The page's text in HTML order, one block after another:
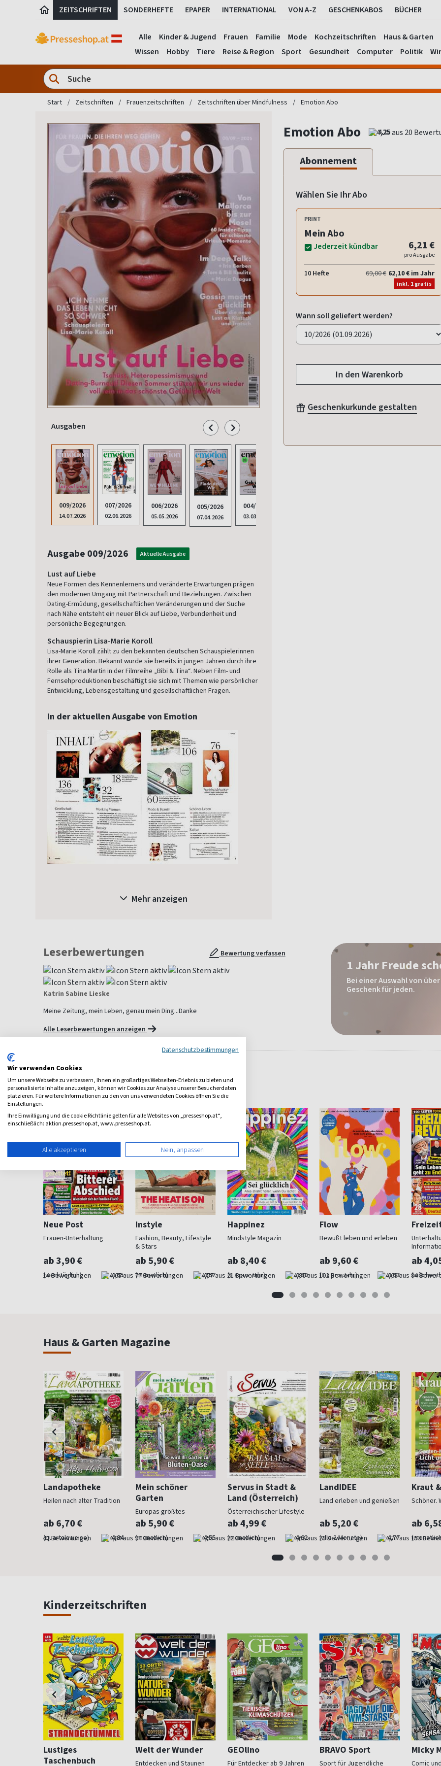
ZEITSCHRIFTEN SONDERHEFTE EPAPER INTERNATIONAL VON A-Z GESCHENKABOS BÜCHER
Alle Kinder & Jugend Frauen Familie Mode Kochzeitschriften Haus & Garten
Wissen
Hobby Tiere Reise & Region Sport Gesundheit Computer Politik
Start Zeitschriften Frauenzeitschriften Zeitschriften über Mindfulness Emotion Abo
Ausgaben
009/2026
14.07.2026
007/2026
02.06.2026
006/2026
05.05.2026
005/2026
07.04.2026
004/2026
03.03.2026
Ausgabe 009/2026 Aktuelle Ausgabe
Lust auf Liebe
Neue Formen des Kennenlernens und veränderte Erwartungen prägen
den modernen Umgang mit Partnerschaft und Beziehungen. Zwischen
Dating-Ermüdung, gesellschaftlichen Veränderungen und der Suche
nach Nähe entsteht ein neuer Blick auf Liebe, Verbundenheit und
persönliche Begegnungen.
Schauspierin Lisa-Marie Koroll
Lisa-Marie Koroll zählt zu den bekannten deutschen Schauspielerinnen
ihrer Generation. Bekannt wurde sie bereits in jungen Jahren durch ihre
Rolle als Tina Martin in der Filmreihe „Bibi & Tina“. Neben Film- und
Fernsehproduktionen beschäftigt sie sich mit Themen wie persönlicher
Entwicklung, Lebensgestaltung und gesellschaftlichen Fragen.
In der aktuellen Ausgabe von Emotion
Mehr anzeigen
Emotion Abo 4,25
Abonnement
Wählen Sie Ihr Abo
PRINT
Mein Abo
Jederzeit kündbar 6,21 €
pro Ausgabe
10 Hefte 69,00 € 62,10 € im Jahr
inkl. 1 gratis
Wann soll geliefert werden?
In den Warenkorb
Geschenkurkunde gestalten
Leserbewertungen Bewertung verfassen
Katrin Sabine Lieske
Meine Zeitung, mein Leben, genau mein Ding...Danke
Alle Leserbewertungen anzeigen
1 Jahr Freude
Bei einer Auswahl von
Geschenk für jeden.
Weitere Frauen-Magazine
Neue Post
Frauen-Unterhaltung
ab 3,90 €
(werktäglich) 4,65
Instyle
Fashion, Beauty, Lifestyle
& Stars
ab 5,90 €
(monatlich) 4,57
Happinez
Mindstyle Magazin
ab 8,40 €
(8 x pro Jahr) 4,80
Flow
Bewußt leben und erleben
ab 9,60 €
(8 x pro Jahr) 4,63
ab
Haus & Garten Magazine
Landapotheke
Heilen nach alter Tradition
ab 6,70 €
(quartalsweise) 4,84
Mein schöner
Garten
Europas größtes
Gartenmagazin
ab 5,90 €
(monatlich) 4,55
Servus in Stadt &
Land (Österreich)
Österreichischer Lifestyle
ab 4,99 €
(monatlich) 4,62
LandIDEE
Land erleben und genießen
ab 5,20 €
(alle 2 Monate) 4,77
Kraut
Schöner.
ab
Kinderzeitschriften
Lustiges
Taschenbuch
Welt der Wunder
Entdecken und Staunen
GEOlino
Für Entdecker ab 9 Jahren
BRAVO Sport
Sport für Jugendliche
Micky
Comic
Datenschutzbestimmungen
Wir verwenden Cookies
Um unsere Webseite zu verbessern, Ihnen ein großartiges Webseiten-Erlebnis zu bieten und
personalisierte Inhalte anzuzeigen, können wir Cookies zur Analyse unserer Besucherdaten
platzieren. Für weitere Informationen zu den von uns verwendeten Cookies öffnen Sie die
Einstellungen.
Ihre Einwilligung und die cookie Richtlinie gelten für alle Websites von „presseshop.at“,
einschließlich: aktion.presseshop.at, www.presseshop.at.
Alle akzeptieren Nein, anpassen